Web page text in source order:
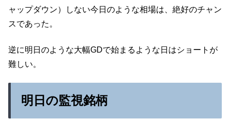
ャップダウン）しない今日のような相場は、絶好のチャン
スであった。
逆に明日のような大幅GDで始まるような日はショートが
難しい。
明日の監視銘柄